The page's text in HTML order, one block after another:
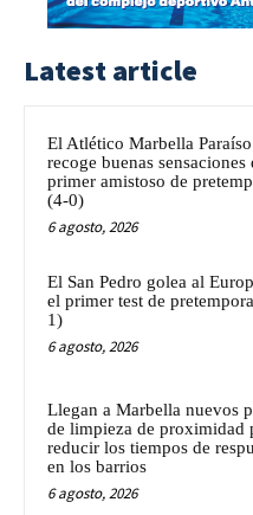
Latest article
El Atlético Marbella Paraíso
recoge buenas sensaciones
primer amistoso de
(4-0)
6 agosto, 2026
El San Pedro golea al
el primer test de
1)
6 agosto, 2026
Llegan a Marbella nuevos
de limpieza de proximidad
reducir los tiempos de
en los barrios
6 agosto, 2026